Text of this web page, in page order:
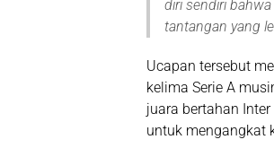
diri sendiri
tantangan yang
Ucapan tersebut
kelima Serie A
juara bertahan
untuk mengangkat